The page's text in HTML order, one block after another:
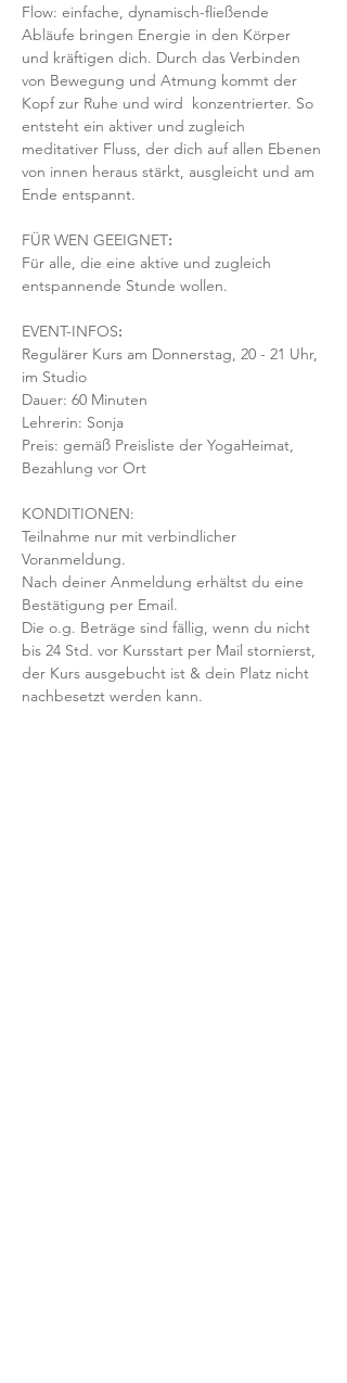
Flow: einfache, dynamisch-fließende
Abläufe bringen Energie in den Körper
und kräftigen dich. Durch das Verbinden
von Bewegung und Atmung kommt der
Kopf zur Ruhe und wird  konzentrierter. So
entsteht ein aktiver und zugleich
meditativer Fluss, der dich auf allen Ebenen
von innen heraus stärkt, ausgleicht und am
Ende entspannt.
FÜR WEN GEEIGNET:
Für alle, die eine aktive und zugleich
entspannende Stunde wollen.
EVENT-INFOS:
Regulärer Kurs am Donnerstag, 20 - 21 Uhr,
im Studio
Dauer: 60 Minuten
Lehrerin: Sonja
Preis: gemäß Preisliste der YogaHeimat,
Bezahlung vor Ort
KONDITIONEN:
Teilnahme nur mit verbindlicher
Voranmeldung.
Nach deiner Anmeldung erhältst du eine
Bestätigung per Email.
Die o.g. Beträge sind fällig, wenn du nicht
bis 24 Std. vor Kursstart per Mail stornierst,
der Kurs ausgebucht ist & dein Platz nicht
nachbesetzt werden kann.